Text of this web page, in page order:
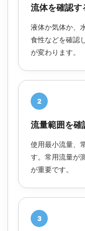
流体を確認す
液体か気体か、
食性などを確認
が変わります。
2
流量範囲を確
使用最小流量、
す。常用流量が
が重要です。
3